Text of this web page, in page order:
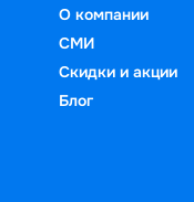
О компании
СМИ
Скидки и акции
Блог